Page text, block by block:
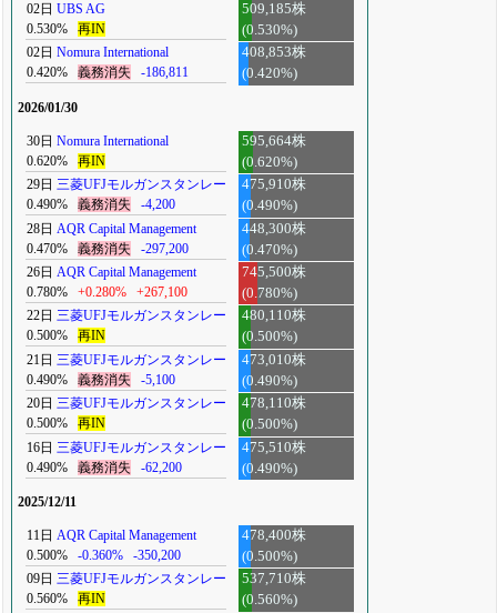
02日 UBS AG
0.530%
再IN
509,185株
(0.530%)
02日 Nomura International
0.420%
義務消失 -186,811
408,853株
(0.420%)
2026/01/30
30日 Nomura International
0.620%
再IN
595,664株
(0.620%)
29日 三菱UFJモルガンスタンレー
0.490%
義務消失 -4,200
475,910株
(0.490%)
28日 AQR Capital Management
0.470%
義務消失 -297,200
448,300株
(0.470%)
26日 AQR Capital Management
0.780%
+0.280% +267,100
745,500株
(0.780%)
22日 三菱UFJモルガンスタンレー
0.500%
再IN
480,110株
(0.500%)
21日 三菱UFJモルガンスタンレー
0.490%
義務消失 -5,100
473,010株
(0.490%)
20日 三菱UFJモルガンスタンレー
0.500%
再IN
478,110株
(0.500%)
16日 三菱UFJモルガンスタンレー
0.490%
義務消失 -62,200
475,510株
(0.490%)
2025/12/11
11日 AQR Capital Management
0.500%
-0.360% -350,200
478,400株
(0.500%)
09日 三菱UFJモルガンスタンレー
0.560%
再IN
537,710株
(0.560%)